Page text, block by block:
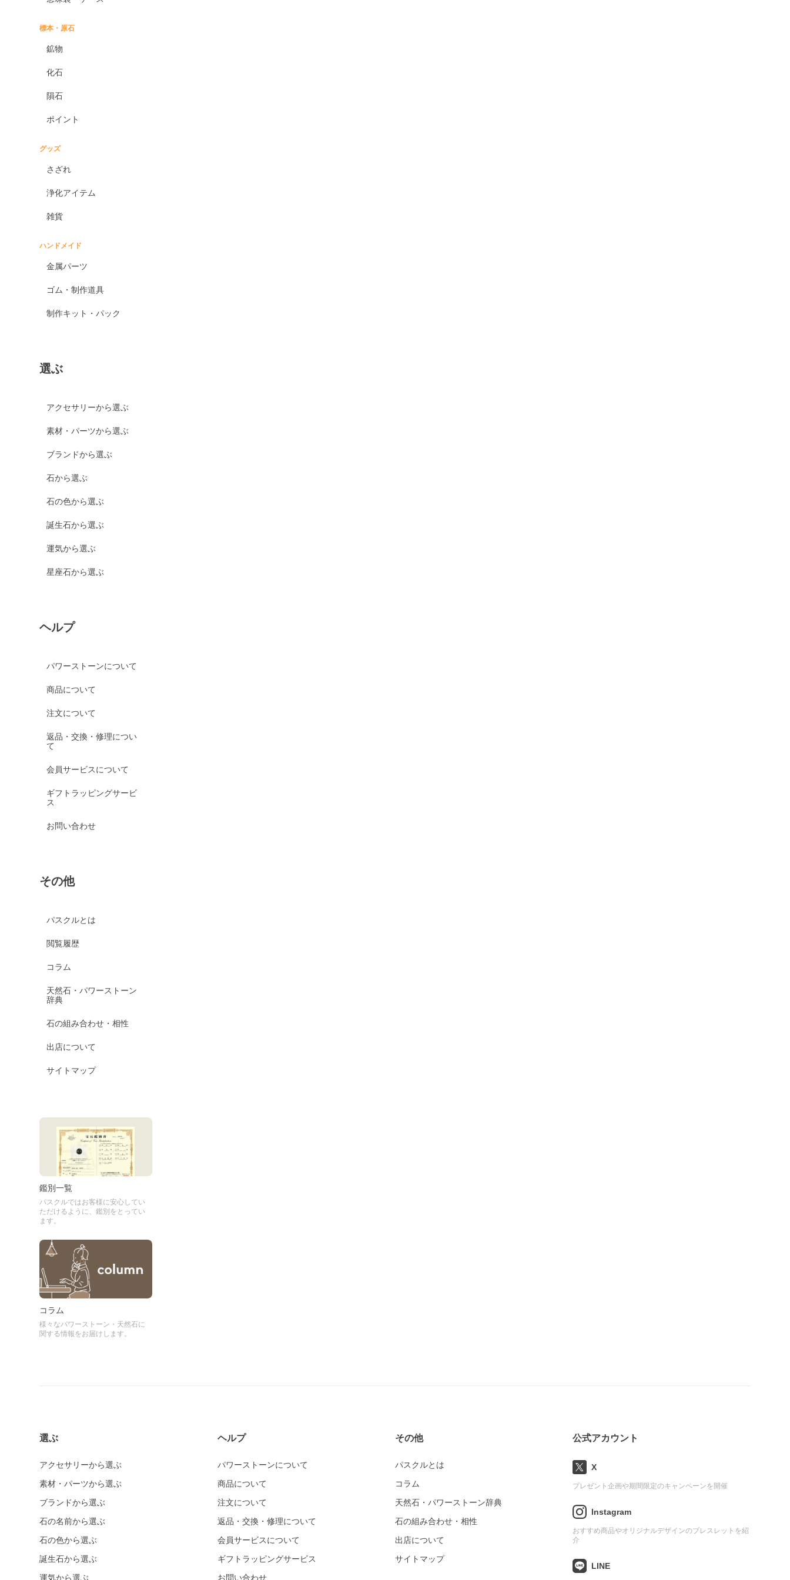
標本・原石
鉱物
化石
隕石
ポイント
グッズ
さざれ
浄化アイテム
雑貨
ハンドメイド
金属パーツ
ゴム・制作道具
制作キット・パック
選ぶ
アクセサリーから選ぶ
素材・パーツから選ぶ
ブランドから選ぶ
石から選ぶ
石の色から選ぶ
誕生石から選ぶ
運気から選ぶ
星座石から選ぶ
ヘルプ
パワーストーンについて
商品について
注文について
返品・交換・修理につい
て
会員サービスについて
ギフトラッピングサービ
ス
お問い合わせ
その他
パスクルとは
閲覧履歴
コラム
天然石・パワーストーン
辞典
石の組み合わせ・相性
出店について
サイトマップ
鑑別一覧
パスクルではお客様に安心してい
ただけるように、鑑別をとってい
ます。
コラム
様々なパワーストーン・天然石に
関する情報をお届けします。
選ぶ
アクセサリーから選ぶ
素材・パーツから選ぶ
ブランドから選ぶ
石の名前から選ぶ
石の色から選ぶ
誕生石から選ぶ
運気から選ぶ
ヘルプ
パワーストーンについて
商品について
注文について
返品・交換・修理について
会員サービスについて
ギフトラッピングサービス
お問い合わせ
その他
パスクルとは
コラム
天然石・パワーストーン辞典
石の組み合わせ・相性
出店について
サイトマップ
公式アカウント
X
プレゼント企画や期間限定のキャンペーンを開催
Instagram
おすすめ商品やオリジナルデザインのブレスレットを紹
介
LINE